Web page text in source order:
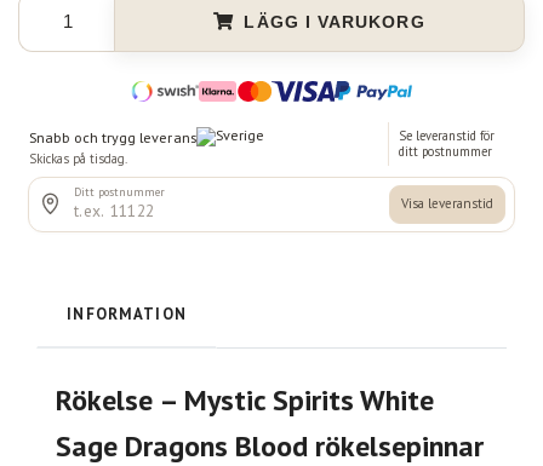
LÄGG I VARUKORG
INFORMATION
Rökelse – Mystic Spirits White
Sage Dragons Blood rökelsepinnar